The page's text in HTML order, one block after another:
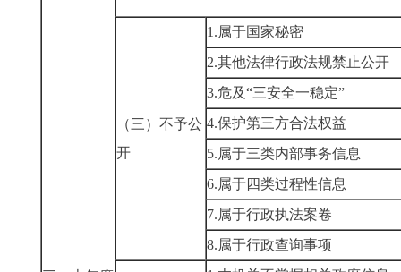
（三）不予公
开
1.属于国家秘密
2.其他法律行政法规禁
3.危及“三安全一稳定”
4.保护第三方合法权益
5.属于三类内部事务信
6.属于四类过程性信息
7.属于行政执法案卷
8.属于行政查询事项